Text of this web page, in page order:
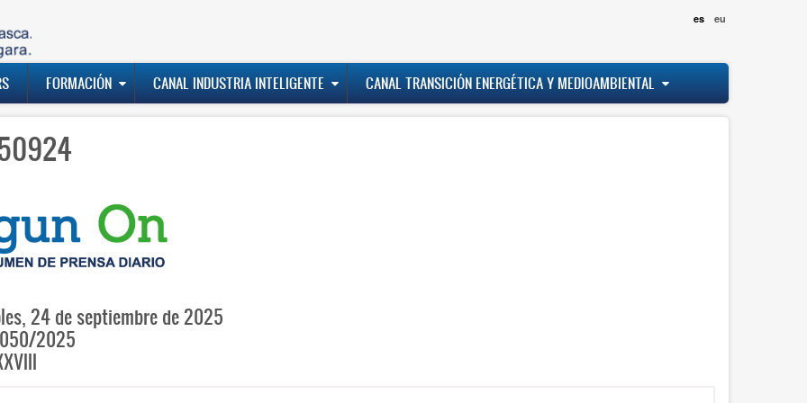
es eu
FORMACIÓN CANAL INDUSTRIA INTELIGENTE CANAL TRANSICIÓN ENERGÉTICA Y MEDIOAMBIENTAL
24 de septiembre de 2025
2025